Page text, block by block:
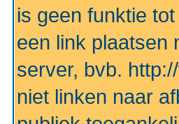
is geen funktie
een link plaatsen
server, bvb.
niet linken naar